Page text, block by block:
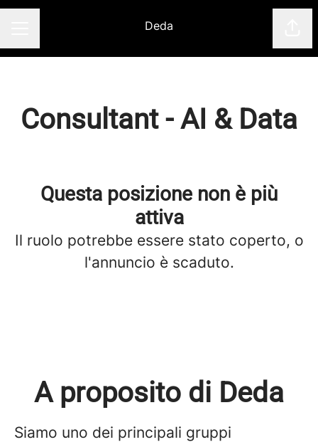
Deda
Consultant - AI & Data
Questa posizione non è più
attiva
Il ruolo potrebbe essere stato coperto, o
l'annuncio è scaduto.
A proposito di Deda
Siamo uno dei principali gruppi